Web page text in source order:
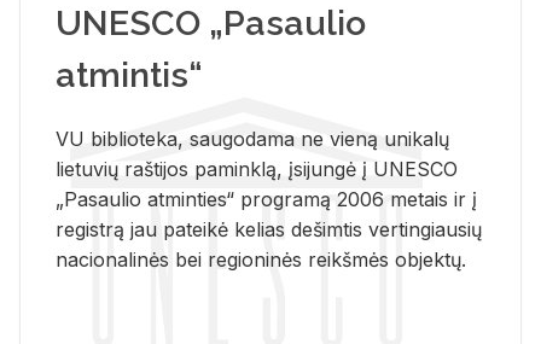
UNESCO „Pasaulio
atmintis“
VU biblioteka, saugodama ne vieną unikalų
lietuvių raštijos paminklą, įsijungė į UNESCO
„Pasaulio atminties“ programą 2006 metais ir į
registrą jau pateikė kelias dešimtis vertingiausių
nacionalinės bei regioninės reikšmės objektų.